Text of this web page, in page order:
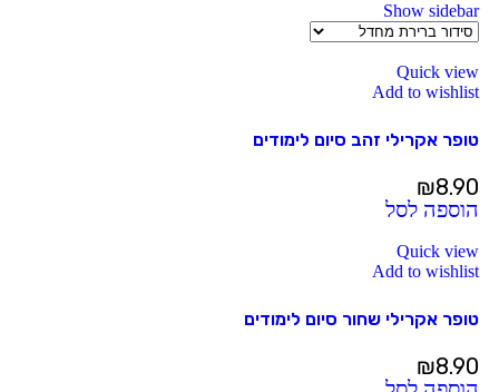
Show sidebar
Quick view
Add to wishlist
טופר אקרילי זהב סיום לימודים
₪8.90
הוספה לסל
Quick view
Add to wishlist
טופר אקרילי שחור סיום לימודים
₪8.90